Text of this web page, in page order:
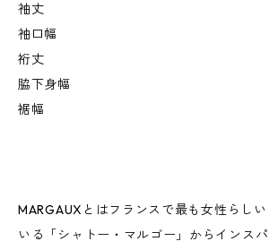
袖丈
袖口幅
裄丈
脇下身幅
裾幅
MARGAUXとはフランスで最も女性らし
いる「シャトー・マルゴー」からインス